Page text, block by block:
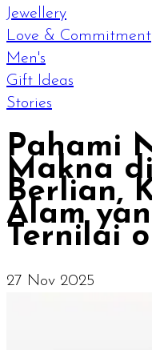
Jewellery
Love & Commitment
Men's
Gift Ideas
Stories
Pahami
Makna
Berlian,
Alam
Ternilai
27 Nov 2025